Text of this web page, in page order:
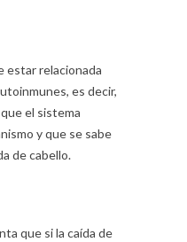
estar relacionada
es decir,
el sistema
y que se sabe
de cabello.
que si la caída de